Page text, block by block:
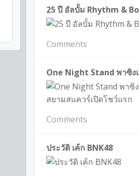
25 ปี อัลบั้ม Rhythm &
Comments
One Night Stand พาซิง
Comments
ประวัติ เค้ก BNK48